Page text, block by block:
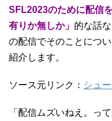
SFL2023のために配信
有りか無しか」 的な話
の配信でそのことにつ
紹介します。
ソース元リンク： シュ
「配信ムズいねえ。っ